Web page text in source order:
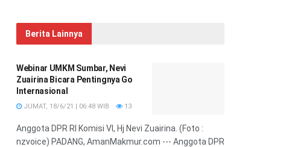
Berita Lainnya
Webinar UMKM Sumbar, Nevi
Zuairina Bicara Pentingnya Go
Internasional
JUMAT, 18/6/21 | 06:48 WIB 13
Anggota DPR RI Komisi VI, Hj Nevi Zuairina. (Foto :
nzvoice) PADANG, AmanMakmur.com --- Anggota DPR